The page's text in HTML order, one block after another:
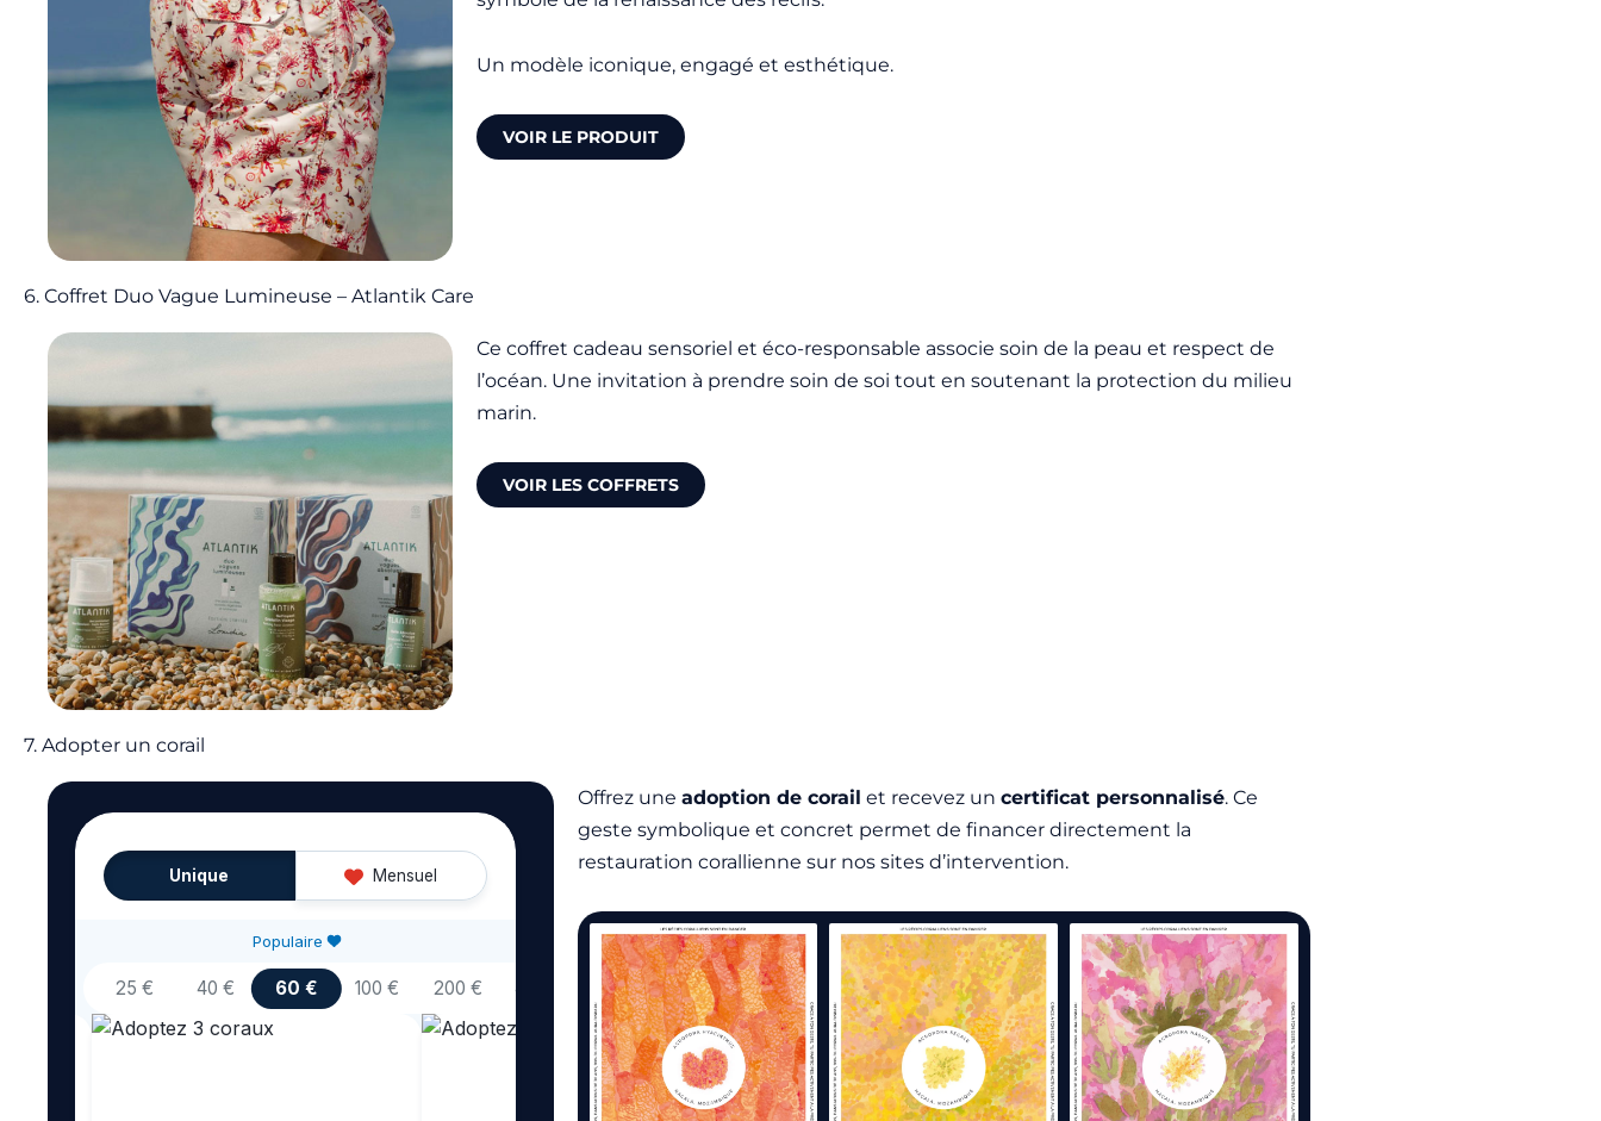
Un modèle iconique, engagé et esthétique.
VOIR LE PRODUIT
6. Coffret Duo Vague Lumineuse – Atlantik Care
Ce coffret cadeau sensoriel et éco-responsable associe soin de la peau et respect de
l’océan. Une invitation à prendre soin de soi tout en soutenant la protection du milieu
marin.
VOIR LES COFFRETS
7. Adopter un corail
Offrez une adoption de corail et recevez un certificat personnalisé. Ce
geste symbolique et concret permet de financer directement la
restauration corallienne sur nos sites d’intervention.